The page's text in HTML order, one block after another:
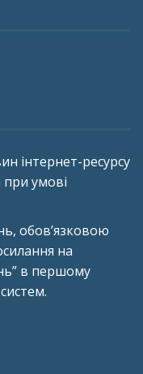
інтернет-ресурсу
при умові
обов’язковою
на
в першому